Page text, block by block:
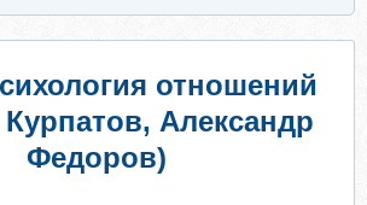
отношений
Александр
Федоров)